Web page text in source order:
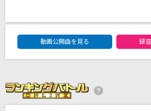
[生音]水平線
清水翔太
DAM★ともボーカルエントリーラ
動画公開曲を見る
録